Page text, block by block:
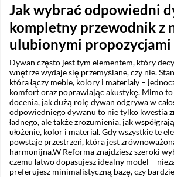
Jak wybrać odpowiedni
kompletny przewodnik z
ulubionymi propozycjami
Dywan często jest tym elementem, który
wnętrze wydaje się przemyślane, czy nie.
która łączy meble, kolory i materiały –
komfort oraz poprawiając akustykę. Mimo
docenia, jak dużą rolę dywan odgrywa w
odpowiedniego dywanu to nie tylko kwestia
ładnego, ale także zrozumienia, jak
ułożenie, kolor i materiał. Gdy wszystkie te
powstaje przestrzeń, która jest
harmonijna.W Reforma znajdziesz szeroki
czemu łatwo dopasujesz idealny model –
preferujesz minimalistyczną bazę, czy